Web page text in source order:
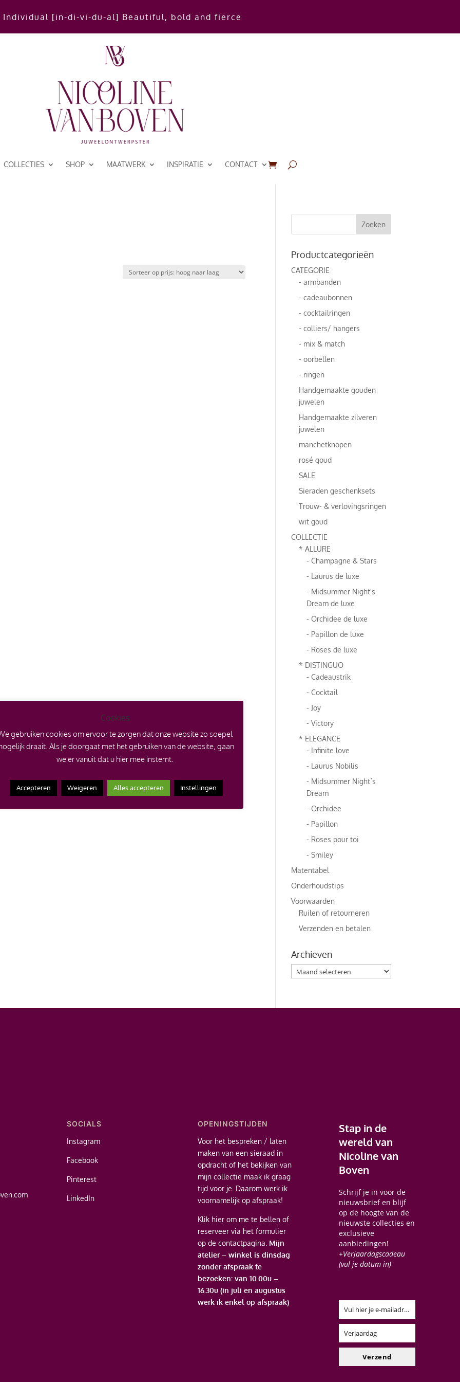
Individual [in-di-vi-du-al] Beautiful, bold and fierce
COLLECTIES SHOP MAATWERK INSPIRATIE CONTACT
Productcategorieën
CATEGORIE
- armbanden
- cadeaubonnen
- cocktailringen
- colliers/ hangers
- mix & match
- oorbellen
- ringen
Handgemaakte gouden
juwelen
Handgemaakte zilveren
juwelen
manchetknopen
rosé goud
SALE
Sieraden geschenksets
Trouw- & verlovingsringen
wit goud
COLLECTIE
* ALLURE
- Champagne & Stars
- Laurus de luxe
- Midsummer Night's
Dream de luxe
- Orchidee de luxe
- Papillon de luxe
- Roses de luxe
* DISTINGUO
- Cadeaustrik
- Cocktail
- Joy
- Victory
* ELEGANCE
- Infinite love
- Laurus Nobilis
- Midsummer Night`s
Dream
- Orchidee
- Papillon
- Roses pour toi
- Smiley
Matentabel
Onderhoudstips
Voorwaarden
Ruilen of retourneren
Verzenden en betalen
Archieven
Archieven
SOCIALS
Instagram
Facebook
Pinterest
LinkedIn
OPENINGSTIJDEN
Voor het bespreken / laten
maken van een sieraad in
opdracht of het bekijken van
mijn collectie maak ik graag
tijd voor je. Daarom werk ik
voornamelijk op afspraak!
Klik hierom me te bellen of
reserveer via het formulier
op de contactpagina. Mijn
atelier – winkel is dinsdag
zonder afspraak te
bezoeken: van 10.00u –
16.30u (in juli en augustus
werk ik enkel op afspraak)
Stap in de
wereld van
Nicoline van
Boven
Schrijf je in voor de
nieuwsbrief en blijf
op de hoogte van de
nieuwste collecties en
exclusieve
aanbiedingen!
+Verjaardagscadeau
(vul je datum in)
Email
Vul hier je e-mailadres in
Verjaardag
Verjaardag
Verzend
Cookies
gebruiken cookies om ervoor te zorgen dat onze website zo soepel
draait. Als je doorgaat met het gebruiken van de website, gaan
we er vanuit dat u hier mee instemt.
Accepteren Weigeren Alles accepteren Instellingen